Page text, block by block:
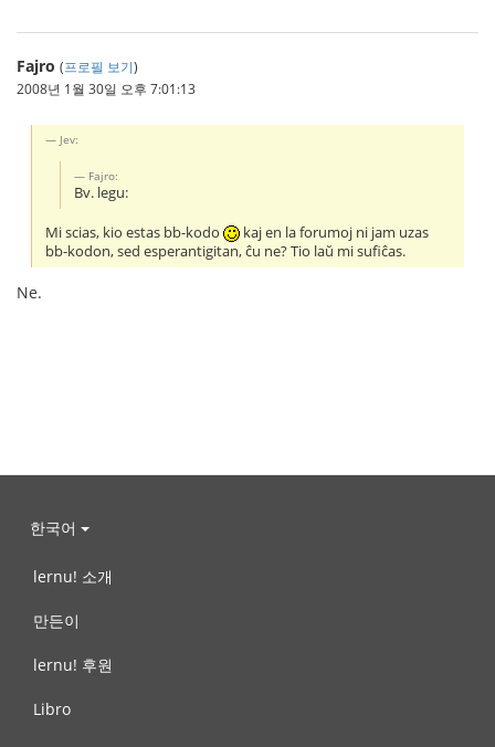
Fajro (프로필 보기)
2008년 1월 30일 오후 7:01:13
Jev:
Fajro:
Bv. legu:
Mi scias, kio estas bb-kodo
kaj en la forumoj ni jam uzas
bb-kodon, sed esperantigitan, ĉu ne? Tio laŭ mi sufiĉas.
Ne.
한국어
lernu! 소개
만든이
lernu! 후원
Libro